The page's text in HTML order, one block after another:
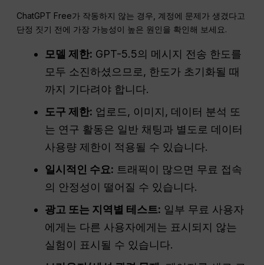
ChatGPT Free가 작동하지 않는 경우, 계정에 문제가 생겼다고
단정 짓기 전에 가장 가능성이 높은 원인을 확인해 보세요.
모델 제한: GPT-5.5의 메시지 전송 한도를
모두 소진하셨으므로, 한도가 초기화될 때
까지 기다려야 합니다.
도구 제한: 업로드, 이미지, 데이터 분석 또
는 연구 활동은 일반 채팅과 별도로 데이터
사용량 제한이 적용될 수 있습니다.
일시적인 수요: 트래픽이 많으면 무료 접속
의 안정성이 떨어질 수 있습니다.
광고 또는 지역별 테스트: 일부 무료 사용자
에게는 다른 사용자에게는 표시되지 않는
실험이 표시될 수 있습니다.